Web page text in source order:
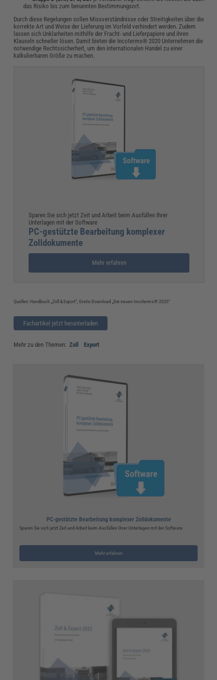
das Risiko bis zum benannten Bestimmungsort.​
Durch diese Regelungen sollen Missverständnisse oder Streitigkeiten über die
korrekte Art und Weise der Lieferung im Vorfeld verhindert werden. Zudem
lassen sich Unklarheiten mithilfe der Fracht- und Lieferpapiere und ihren
Klauseln schneller lösen. Damit bieten die Incoterms® 2020 Unternehmen die
notwendige Rechtssicherheit, um den internationalen Handel zu einer
kalkulierbaren Größe zu machen.
Sparen Sie sich jetzt Zeit und Arbeit beim Ausfüllen Ihrer
Unterlagen mit der Software
PC-gestützte Bearbeitung komplexer
Zolldokumente
Mehr erfahren
Quellen: Handbuch „Zoll & Export“, Gratis-Download „Die neuen Incoterms® 2020“
Fachartikel jetzt herunterladen
Mehr zu den Themen: Zoll Export
PC-gestützte Bearbeitung komplexer Zolldokumente
Sparen Sie sich jetzt Zeit und Arbeit beim Ausfüllen Ihrer Unterlagen mit der Software
Mehr erfahren